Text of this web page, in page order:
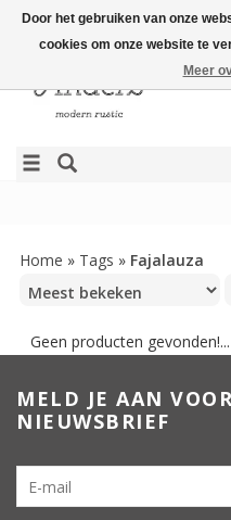
Home » Tags » Fajalauza
Geen producten gevonden!...
MELD JE AAN
NIEUWSBRIEF
Door het gebruiken van onze
cookies om onze website te
Meer